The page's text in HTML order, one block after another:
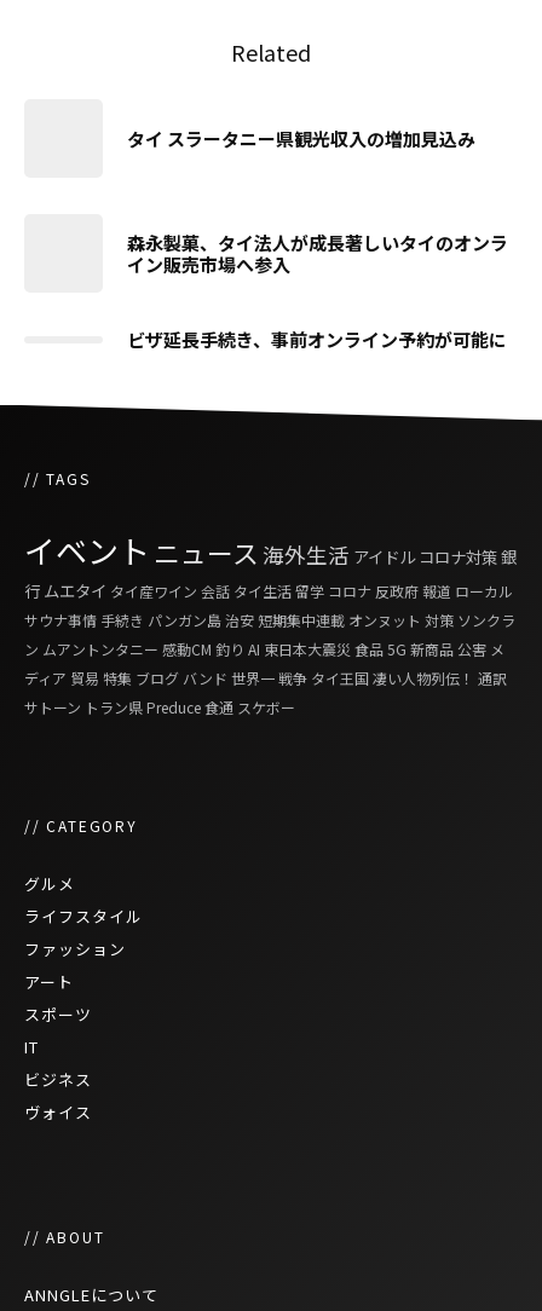
Related
タイ スラータニー県観光収入の増加見込み
森永製菓、タイ法人が成長著しいタイのオンラ
イン販売市場へ参入
ビザ延長手続き、事前オンライン予約が可能に
// TAGS
イベント ニュース 海外生活 アイドル コロナ対策銀
行 ムエタイ タイ産ワイン 会話 タイ生活留学 コロナ 反政府報道 ローカル
サウナ事情 手続き パンガン島治安 短期集中連載 オンヌット 対策 ソンクラ
ン ムアントンタニー 感動CM 釣り AI 東日本大震災 食品5G 新商品 公害 メ
ディア 貿易 特集 ブログ バンド 世界一戦争 タイ王国 凄い人物列伝！ 通訳
サトーン トラン県Preduce食通 スケボー
// CATEGORY
グルメ
ライフスタイル
ファッション
アート
スポーツ
IT
ビジネス
ヴォイス
// ABOUT
ANNGLEについて